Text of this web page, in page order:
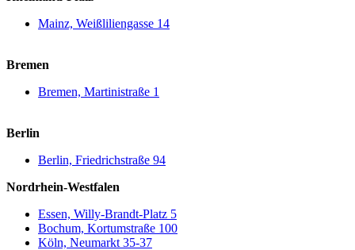
Mainz, Weißliliengasse 14
Bremen
Bremen, Martinistraße 1
Berlin
Berlin, Friedrichstraße 94
Nordrhein-Westfalen
Essen, Willy-Brandt-Platz 5
Bochum, Kortumstraße 100
Köln, Neumarkt 35-37